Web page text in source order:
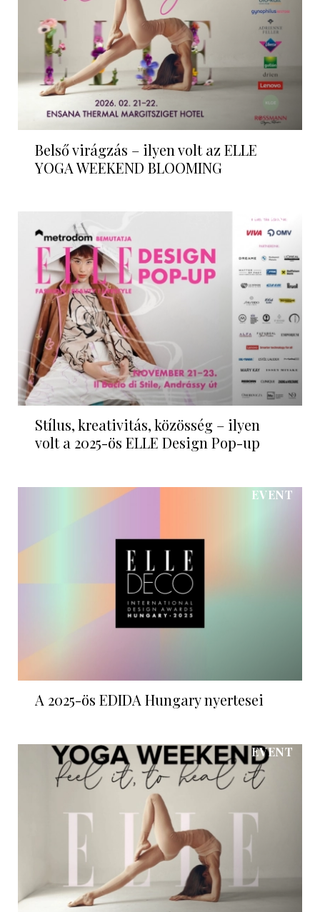
Belső virágzás – ilyen volt az ELLE
YOGA WEEKEND BLOOMING
EVENT
Stílus, kreativitás, közösség – ilyen
volt a 2025-ös ELLE Design Pop-up
EVENT
A 2025-ös EDIDA Hungary nyertesei
EVENT